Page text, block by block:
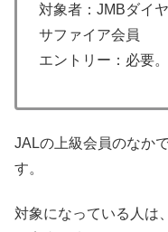
対象者：JMBダイ
サファイア会員
エントリー：必要
JALの上級会員のなか
す。
対象になっている人は